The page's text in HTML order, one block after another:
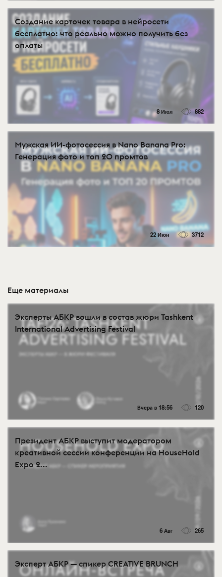
Создание карточек товара в нейросети
бесплатно: что реально можно получить без
оплаты
8 Июл 882
Мужская ИИ-фотосессия в Nano Banana Pro:
Генерация фото и топ 20 промтов
22 Июн 3712
Еще материалы
Эксперты АБКР вошли в состав жюри Tashkent
International Advertising Festival
Вчера в 18:56 120
Президент АБКР выступит модератором
креативной сессии конференции на HouseHold
Expo 2...
6 Авг 265
Эксперт АБКР — спикер CREATIVE BRUNCH